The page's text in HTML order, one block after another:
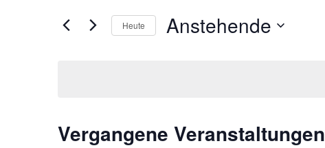
Ansichten,
Veranstaltungen
Schlüsselwort.
Heute Anstehende
Vergangene Veranstaltungen